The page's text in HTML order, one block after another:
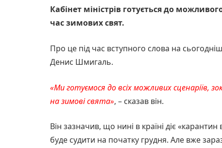
Кабінет міністрів готується до
час зимових свят.
Про це під час вступного слова на
Денис Шмигаль.
«Ми готуємося до всіх можливих сценаріїв,
на зимові свята», – сказав він.
Він зазначив, що нині в країні діє
буде судити на початку грудня. Але вже